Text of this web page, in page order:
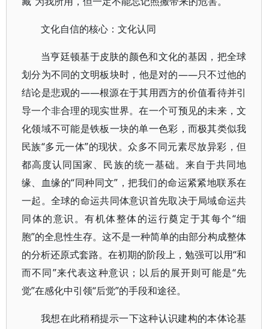
文化自信的核心：文化认同
当亨廷顿基于皮肤的颜色和文化的基因，把全球
划分为不同的文明板块时，他是对的——只不过他的
结论是悲观的——根源在于其用西方的价值看待并引
导一个非合理的现实世界。在一个可预见的未来，文
化领域不可能是铁板一块的单一色彩，而极其类似我
民族“多元一体”的现状。众多不同元素尽放异彩，但
都高度认同国家、民族的统一基础。来自于共同地
缘、血缘的“同种同文”，把我们的命运紧紧地联系在
一起。全球的命运共同体意识首先取决于局域命运共
同体的意识。有机体整体的运行奠定于其每个“细
胞”的全息性生存。这不是一种简单的由部分构成整体
的分析还原式套路。在初期的阶段上，勉强可以用“和
而不同”来代表这种意识；以后的展开则可能是“先
觉”在感化中引领“后觉”的手段和途径。
我想在此稍稍提示一下这种认识建构的本体论基